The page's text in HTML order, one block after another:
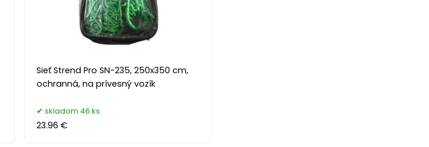
Sieť Strend Pro SN-235, 250x350 cm,
ochranná, na prívesný vozík
skladom 46 ks
23.96 €